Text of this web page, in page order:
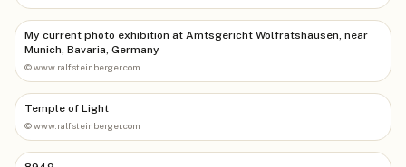
My current photo exhibition at Amtsgericht Wolfratshausen, near
Munich, Bavaria, Germany
©www.ralfsteinberger.com
Temple of Light
©www.ralfsteinberger.com